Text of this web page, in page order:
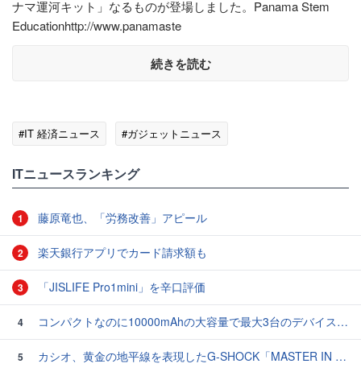
ナマ運河キット」なるものが登場しました。Panama Stem
Educationhttp://www.panamaste
続きを読む
#IT 経済ニュース #ガジェットニュース
ITニュースランキング
1 藤原竜也、「労務改善」アピール
2 楽天銀行アプリでカード請求額も
3 「JISLIFE Pro1mini」を辛口評価
4 コンパクトなのに10000mAhの大容量で最大3台のデバイスを同時充電できる半固体モバイルバッテリー「SMARTCOBY Pro SLIM SS」レビュー
5
カシオ、黄金の地平線を表現したG-SHOCK「MASTER IN HORIZON GOLD」3モデル